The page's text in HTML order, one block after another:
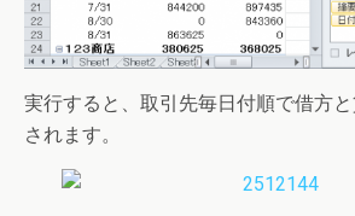
実行すると、取引先毎日付順で借方
されます。